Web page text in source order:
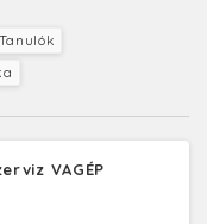
Tanulók
VAGÉP